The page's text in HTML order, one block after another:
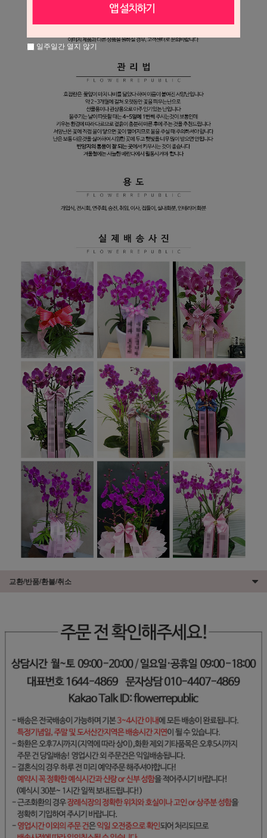
교환/반품/환불/취소
일주일간 열지 않기